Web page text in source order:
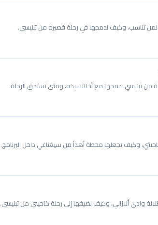
لمن تناسب، وكيف ندمجها في رحلة قصيرة من تبليسي.
من تبليسي، دمجها مع أخالتسيخه، ومتى تستحق الرحلة.
وكيف تجعلها محطة أهدأ من سيغناغي داخل البرنامج.
وادي ألازاني، وكيف نضيفها إلى رحلة كاخيتي من تبليسي.